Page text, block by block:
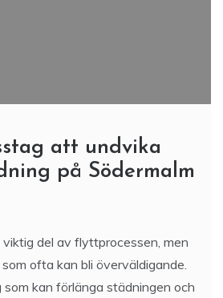
att undvika
på Södermalm
del av flyttprocessen, men
ofta kan bli överväldigande.
kan förlänga städningen och